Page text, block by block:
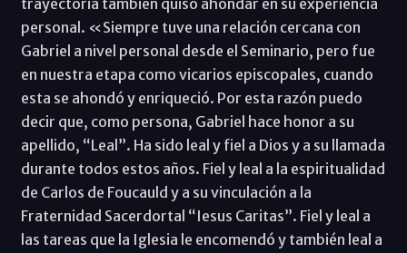
trayectoria también quiso ahondar en su experiencia
personal. «Siempre tuve una relación cercana con
Gabriel a nivel personal desde el Seminario, pero fue
en nuestra etapa como vicarios episcopales, cuando
esta se ahondó y enriqueció. Por esta razón puedo
decir que, como persona, Gabriel hace honor a su
apellido, “Leal”. Ha sido leal y fiel a Dios y a su llamada
durante todos estos años. Fiel y leal a la espiritualidad
de Carlos de Foucauld y a su vinculación a la
Fraternidad Sacerdortal “Iesus Caritas”. Fiel y leal a
las tareas que la Iglesia le encomendó y también leal a